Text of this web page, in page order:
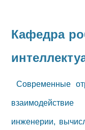
Кафедра
Современные
инженерии,